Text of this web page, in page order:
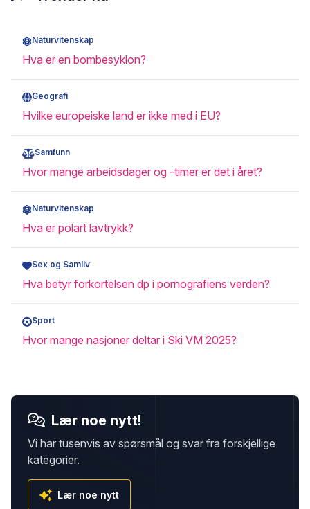
Naturvitenskap
Hva er en bombesyklon?
Geografi
Hvilke europeiske land er ikke med i EU?
Samfunn
Hvor mange arbeidsdager og -timer er det i året?
Naturvitenskap
Hva er polart lavtrykk?
Sex og Samliv
Hva betyr forkortelsen dp i pornografiens verden?
Sport
Hvor mange nasjoner deltar i Ski VM 2025?
Lær noe nytt!
Vi har tusenvis av spørsmål og svar fra forskjellige
kategorier.
Lær noe nytt